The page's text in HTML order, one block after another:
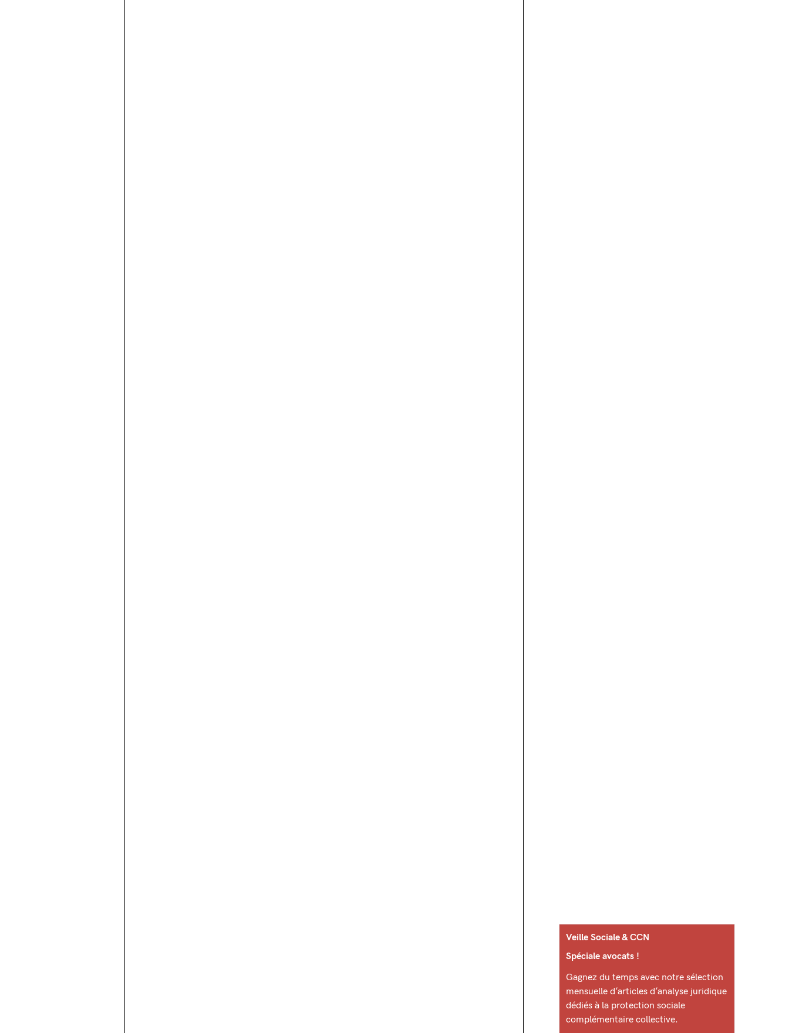
Veille Sociale & CCN
Spéciale avocats !
Gagnez du temps avec notre sélection
mensuelle d’articles d’analyse juridique
dédiés à la protection sociale
complémentaire collective.